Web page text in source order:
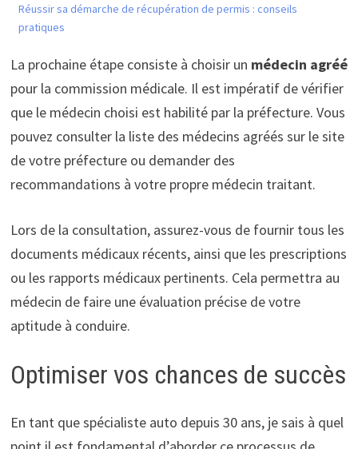
Réussir sa démarche de récupération de permis : conseils
pratiques
La prochaine étape consiste à choisir un médecin agréé
pour la commission médicale. Il est impératif de vérifier
que le médecin choisi est habilité par la préfecture. Vous
pouvez consulter la liste des médecins agréés sur le site
de votre préfecture ou demander des
recommandations à votre propre médecin traitant.
Lors de la consultation, assurez-vous de fournir tous les
documents médicaux récents, ainsi que les prescriptions
ou les rapports médicaux pertinents. Cela permettra au
médecin de faire une évaluation précise de votre
aptitude à conduire.
Optimiser vos chances de succès
En tant que spécialiste auto depuis 30 ans, je sais à quel